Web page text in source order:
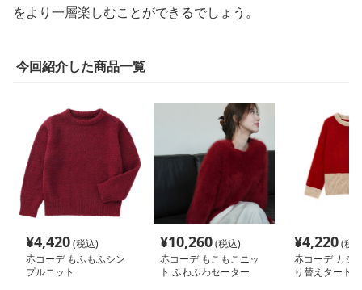
をより一層楽しむことができるでしょう。
今回紹介した商品一覧
¥4,420(税込)
赤コーデ もふもふシン
プルニット
¥10,260(税込)
赤コーデ もこもこニッ
ト ふわふわセーター
¥4,220(税
赤コーデ カジ
り替えタート